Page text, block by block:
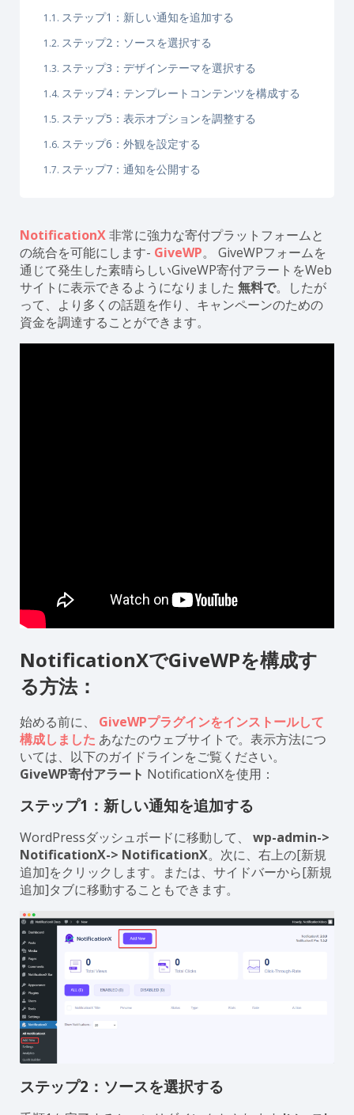
ステップ1：新しい通知を追加する
ステップ2：ソースを選択する
ステップ3：デザインテーマを選択する
ステップ4：テンプレートコンテンツを構成する
ステップ5：表示オプションを調整する
ステップ6：外観を設定する
ステップ7：通知を公開する
NotificationX非常に強力な寄付プラットフォームと
の統合を可能にします- GiveWP。 GiveWPフォームを
通じて発生した素晴らしいGiveWP寄付アラートをWeb
サイトに表示できるようになりました 無料で。したが
って、より多くの話題を作り、キャンペーンのための
資金を調達することができます。
NotificationXでGiveWPを構成す
る方法：
始める前に、
GiveWPプラグインをインストールして
構成しました あなたのウェブサイトで。表示方法につ
いては、以下のガイドラインをご覧ください。
GiveWP寄付アラート NotificationXを使用：
ステップ1：新しい通知を追加する
WordPressダッシュボードに移動して、 wp-admin->
NotificationX-> NotificationX。次に、右上の[新規
追加]をクリックします。または、サイドバーから[新規
追加]タブに移動することもできます。
ステップ2：ソースを選択する